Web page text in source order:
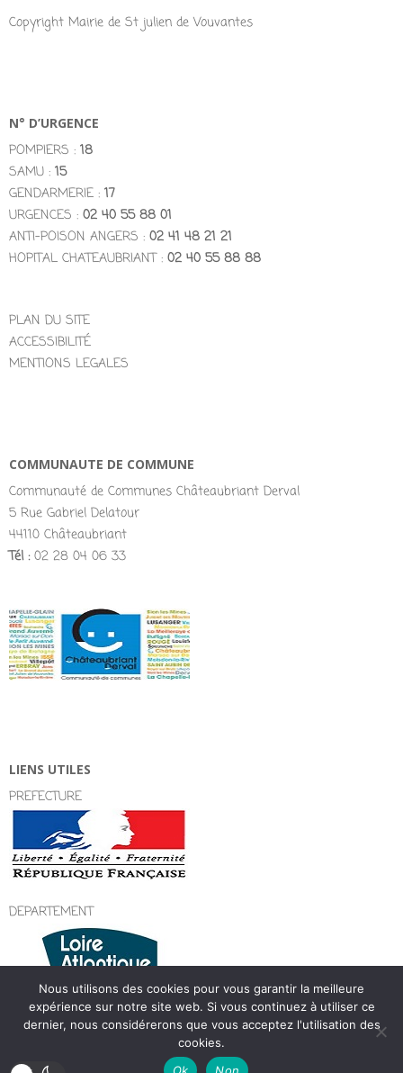
Copyright Mairie de St julien de Vouvantes
N° D’URGENCE
POMPIERS : 18
SAMU : 15
GENDARMERIE : 17
URGENCES : 02 40 55 88 01
ANTI-POISON ANGERS : 02 41 48 21 21
HOPITAL CHATEAUBRIANT : 02 40 55 88 88
PLAN DU SITE
ACCESSIBILITÉ
MENTIONS LEGALES
COMMUNAUTE DE COMMUNE
Communauté de Communes Châteaubriant Derval
5 Rue Gabriel Delatour
44110 Châteaubriant
Tél :02 28 04 06 33
LIENS UTILES
PREFECTURE
DEPARTEMENT
Magazine Hoot Premium . Powered by
Nous utilisons des cookies pour vous garantir la meilleure
expérience sur notre site web. Si vous continuez à utiliser ce
dernier, nous considérerons que vous acceptez l'utilisation des
cookies.
Ok
Non